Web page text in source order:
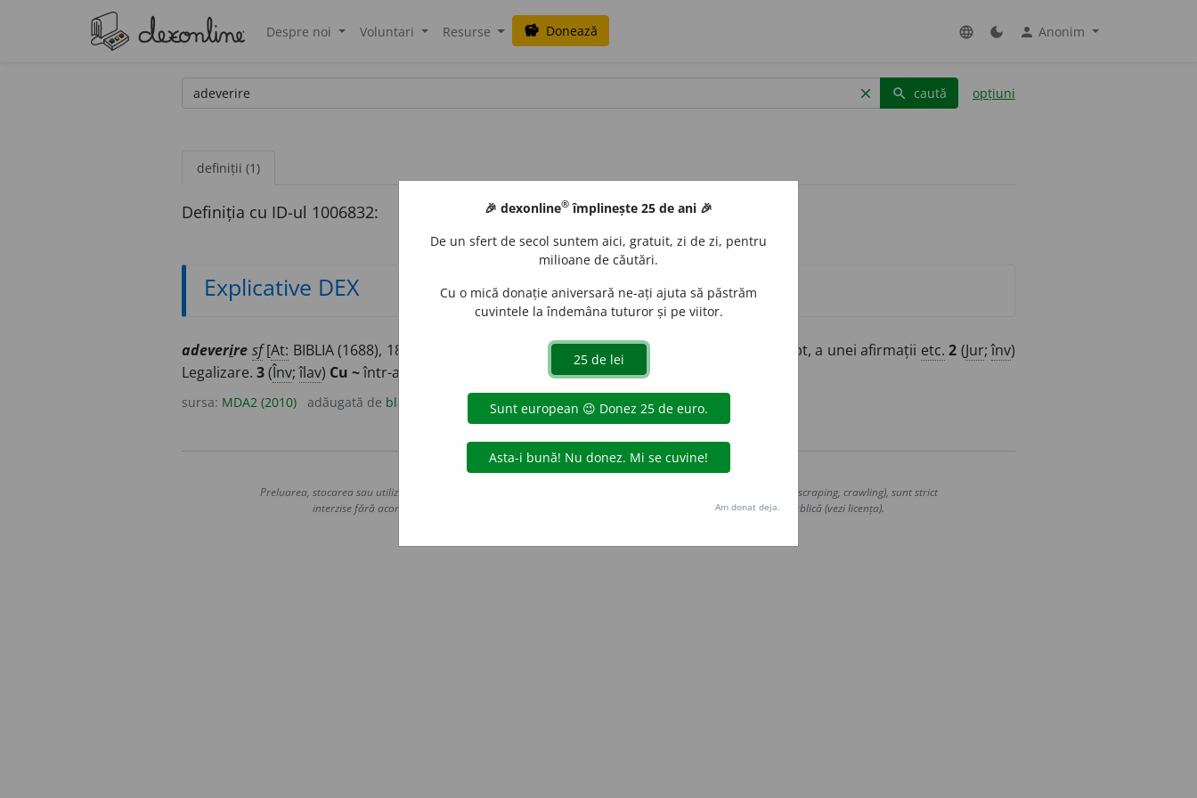
Despre noi Voluntari Resurse savings Donează language dark_mode person Anonim
clear search caută opțiuni
definiții (1)
Definiția cu ID-ul 1006832:
Explicative DEX
adeverire sf[At: BIBLIA (1688), 180 adeveri]1Confirmare a exactității unui fapt, a unei afirmații etc. 2 (Jur;înv)
Legalizare. 3(Înv;îlav) Cu ~într-adevăr.
sursa: MDA2 (2010) adăugată de blaurb.
Copyright © 2004-2026 dexonline (https://dexonline.ro)
Preluarea, stocarea sau utilizarea datelor de pe acest site, inclusiv prin orice metode de extragere automată (web scraping, crawling), sunt strict
interzise fără acordul nostru prealabil scris, cu excepția seturilor de date oferite oficial spre utilizare publică (vezi licența).
🎉 dexonline® împlinește 25 de ani 🎉
De un sfert de secol suntem aici, gratuit, zi de zi, pentru
milioane de căutări.
Cu o mică donație aniversară ne-ați ajuta să păstrăm
cuvintele la îndemâna tuturor și pe viitor.
Am donat deja.